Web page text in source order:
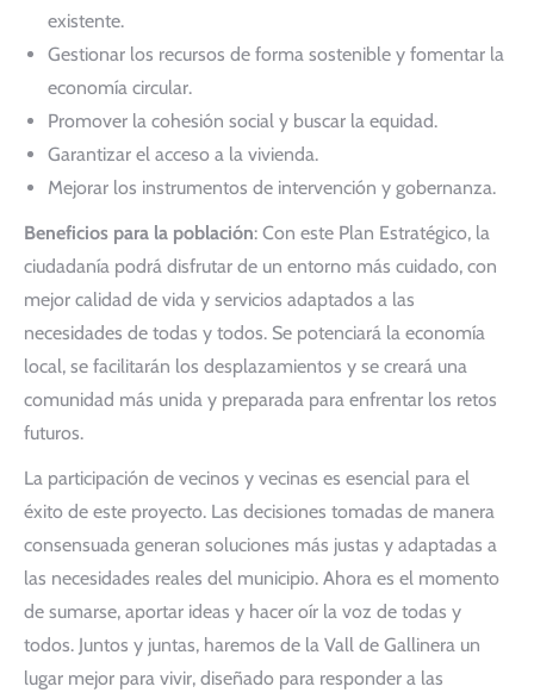
existente.
Gestionar los recursos de forma sostenible y fomentar la
economía circular.
Promover la cohesión social y buscar la equidad.
Garantizar el acceso a la vivienda.
Mejorar los instrumentos de intervención y gobernanza.
Beneficios para la población: Con este Plan Estratégico, la
ciudadanía podrá disfrutar de un entorno más cuidado, con
mejor calidad de vida y servicios adaptados a las
necesidades de todas y todos. Se potenciará la economía
local, se facilitarán los desplazamientos y se creará una
comunidad más unida y preparada para enfrentar los retos
futuros.
La participación de vecinos y vecinas es esencial para el
éxito de este proyecto. Las decisiones tomadas de manera
consensuada generan soluciones más justas y adaptadas a
las necesidades reales del municipio. Ahora es el momento
de sumarse, aportar ideas y hacer oír la voz de todas y
todos. Juntos y juntas, haremos de la Vall de Gallinera un
lugar mejor para vivir, diseñado para responder a las